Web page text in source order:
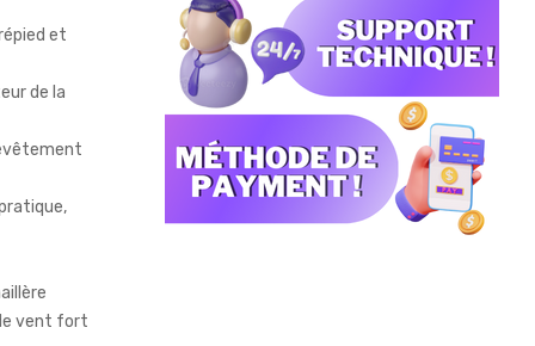
et
de la
vent fort